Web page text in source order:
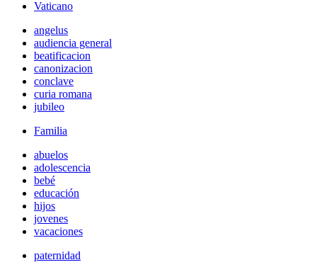
Vaticano
angelus
audiencia general
beatificacion
canonizacion
conclave
curia romana
jubileo
Familia
abuelos
adolescencia
bebé
educación
hijos
jovenes
vacaciones
paternidad